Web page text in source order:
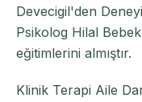
Devecigil'den
Psikolog Hilal
eğitimlerini almıştır.
Klinik Terapi Aile